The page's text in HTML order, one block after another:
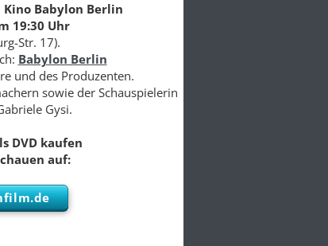
Babylon Berlin
19:30 Uhr
Str. 17).
Babylon Berlin
und des Produzenten.
sowie der Schauspielerin
Gysi.
DVD kaufen
auf: